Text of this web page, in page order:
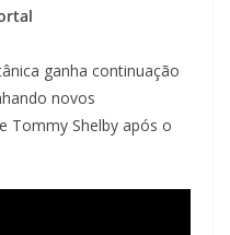
ganha continuação
novos
Tommy Shelby após o